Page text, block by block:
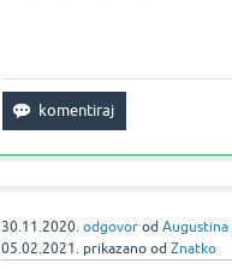
30.11.2020. odgovor odAugustina
05.02.2021. prikazano odZnatko